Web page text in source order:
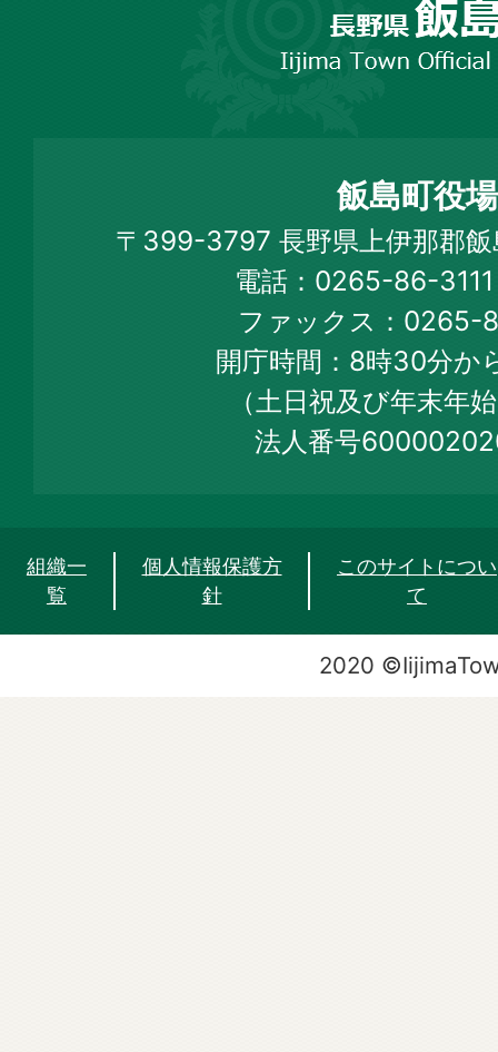
Town
Official
Web
Site
飯島町役場
〒399-3797 長野県上伊那郡
電話：0265-86-
ファックス：0265-
開庁時間：8時30分か
（土日祝及び年末年
法人番号
組織一
覧
個人情報保護方
針
このサイトについ
て
2020